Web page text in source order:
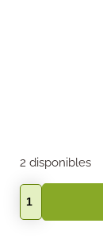
2 disponibles